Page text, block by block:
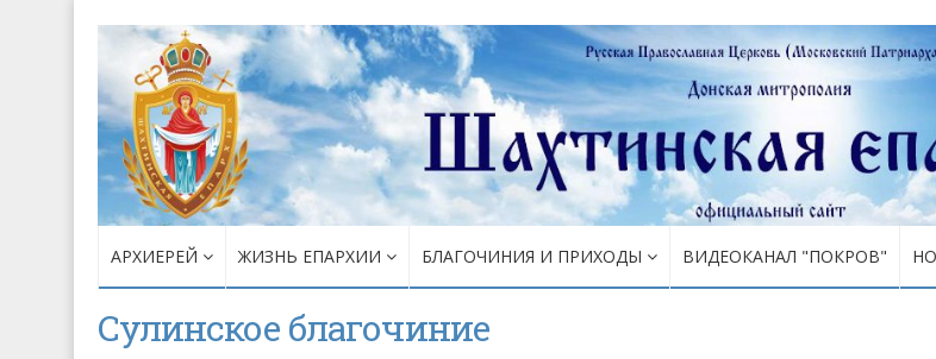
АРХИЕРЕЙ ЖИЗНЬ ЕПАРХИИ БЛАГОЧИНИЯ И ПРИХОДЫ ВИДЕОКАНАЛ "ПОКРОВ"
Сулинское благочиние